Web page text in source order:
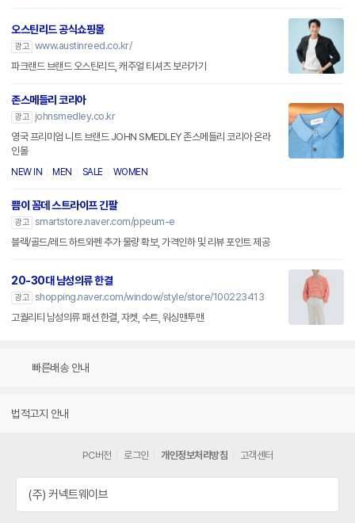
오스틴리드 공식쇼핑몰
광고 www.austinreed.co.kr/
파크랜드 브랜드 오스틴리드, 캐주얼 티셔츠 보러가기
존스메들리 코리아
광고
johnsmedley.co.kr
영국 프리미엄 니트 브랜드 JOHN SMEDLEY 존스메들리 코리아 온라
인몰
NEW IN MEN SALE WOMEN
쁨이 꼼데 스트라이프 긴팔
광고 smartstore.naver.com/ppeum-e
블랙/골드/레드 하트와펜 추가 물량 확보, 가격인하 및 리뷰 포인트 제공
20-30대 남성의류 한결
광고 shopping.naver.com/window/style/store/100223413
고퀄리티 남성의류 패션 한결, 자켓, 수트, 워싱맨투맨
빠른배송 안내
법적고지 안내
PC버전 로그인 개인정보처리방침 고객센터
(주) 커넥트웨이브